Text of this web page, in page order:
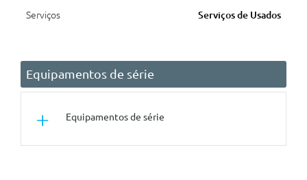
Serviços
Serviços de Usados
Equipamentos de série
Equipamentos de série